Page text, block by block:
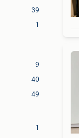
39
1
9
40
49
1